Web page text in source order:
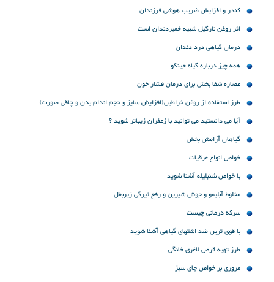
کندر و افزایش ضریب هوشی فرزندان
اثر روغن نارگیل شبیه خمیردندان است
درمان گیاهی درد دندان
همه چیز درباره گیاه جینکو
عصاره شفا بخش برای درمان فشار خون
طرز استفاده از روغن خراطین(افزایش سایز و حجم اندام بدن و چاقی صورت)
آیا می دانستید می توانید با زعفران زیباتر شوید ؟
گیاهان آرامش بخش
خواص انواع عرقیات
با خواص شنبلیله آشنا شوید
مخلوط آبلیمو و جوش شیرین و رفع تیرگی زیربغل
سرکه درمانی چیست
با قوی ترین ضد اشتهای گیاهی آشنا شوید
طرز تهیه قرص لاغری خانگی
مروری بر خواص چای ‌سبز